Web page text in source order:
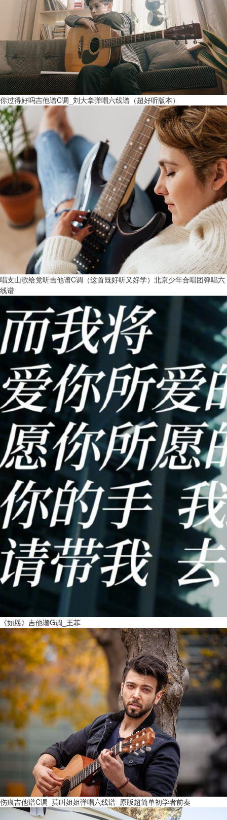
你过得好吗吉他谱C调_刘大拿弹唱六线谱（超好听版本）
唱支山歌给党听吉他谱C调（这首既好听又好学）北京少年合唱团弹唱六
线谱
《如愿》吉他谱G调_王菲
伤痕吉他谱C调_莫叫姐姐弹唱六线谱_原版超简单初学者前奏